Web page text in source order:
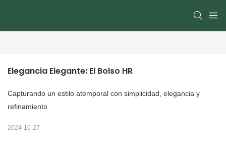
Elegancia Elegante: El Bolso HR
Capturando un estilo atemporal con simplicidad, elegancia y
refinamiento
2024-10-27